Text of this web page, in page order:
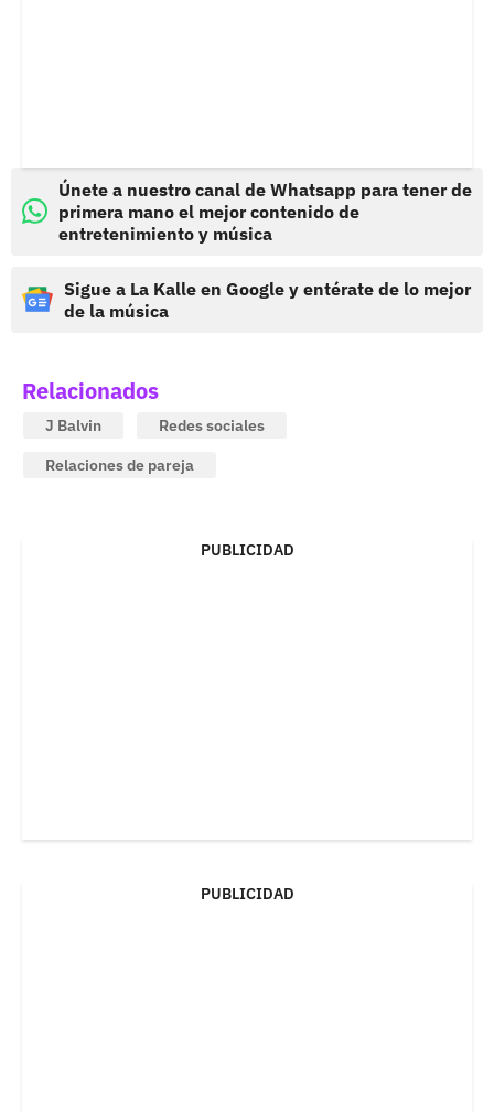
Únete a nuestro canal de Whatsapp para tener de
primera mano el mejor contenido de
entretenimiento y música
Sigue a La Kalle en Google y entérate de lo mejor
de la música
Relacionados
J Balvin
Redes sociales
Relaciones de pareja
PUBLICIDAD
PUBLICIDAD